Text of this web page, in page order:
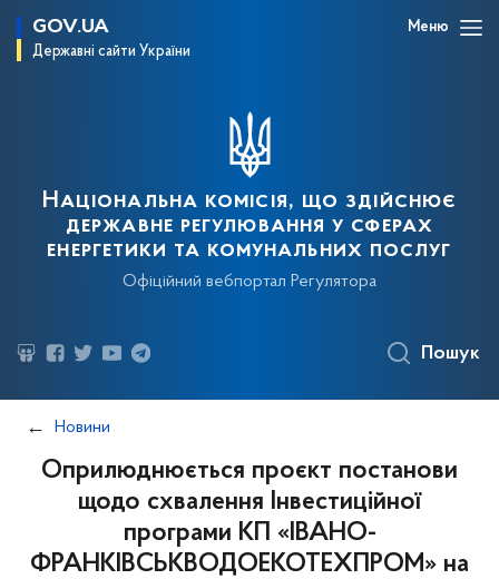
GOV.UA
Державні сайти України
Меню
Національна комісія, що здійснює
державне регулювання у сферах
енергетики та комунальних послуг
Офіційний вебпортал Регулятора
Пошук
Новини
Оприлюднюється проєкт постанови
щодо схвалення Інвестиційної
програми КП «ІВАНО-
ФРАНКІВСЬКВОДОЕКОТЕХПРОМ» на